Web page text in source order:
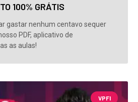
100% GRÁTIS
gastar nenhum centavo sequer
PDF, aplicativo de
as aulas!
VPFI